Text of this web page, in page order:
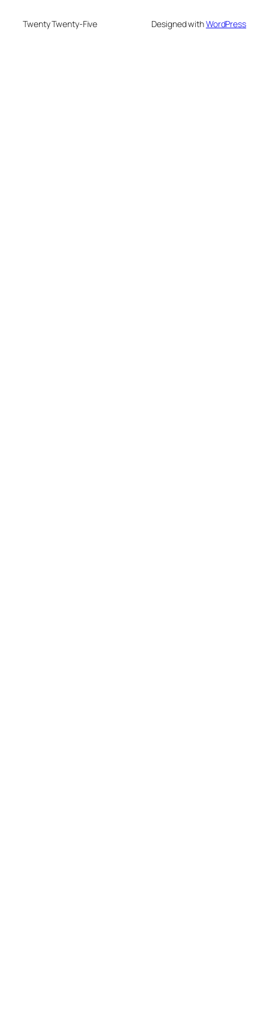
Twenty Twenty-Five Designed withWordPress